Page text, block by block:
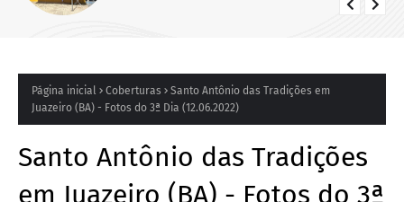
Página inicial Coberturas
Santo Antônio das Tradições em
Juazeiro (BA) - Fotos do 3ª Dia (12.06.2022)
Santo Antônio das Tradições
em Juazeiro (BA) - Fotos do 3ª